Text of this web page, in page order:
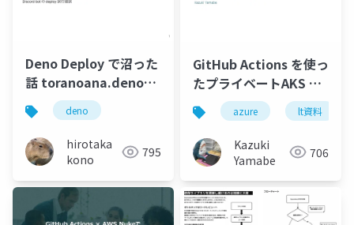
Deno Deploy で沼った
話 toranoana.deno
#24
deno
hirotaka
kono
795
GitHub Actions を使っ
たプライベートAKS ク
ラスターへのデプロイ
方法の選択
azure lt資料
Kazuki
Yamabe
706